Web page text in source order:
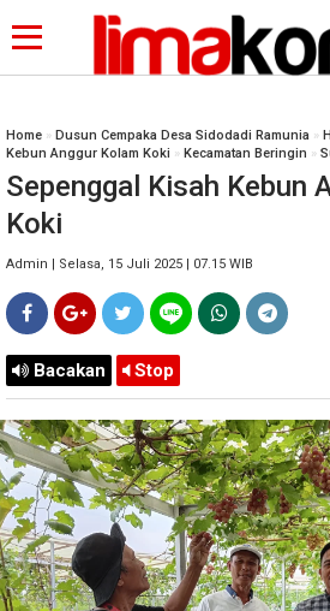
Home » Dusun Cempaka Desa Sidodadi Ramunia »
Kebun Anggur Kolam Koki » Kecamatan Beringin »
Sepenggal Kisah Kebun
Koki
Admin | Selasa, 15 Juli 2025 | 07.15 WIB
Bacakan Stop